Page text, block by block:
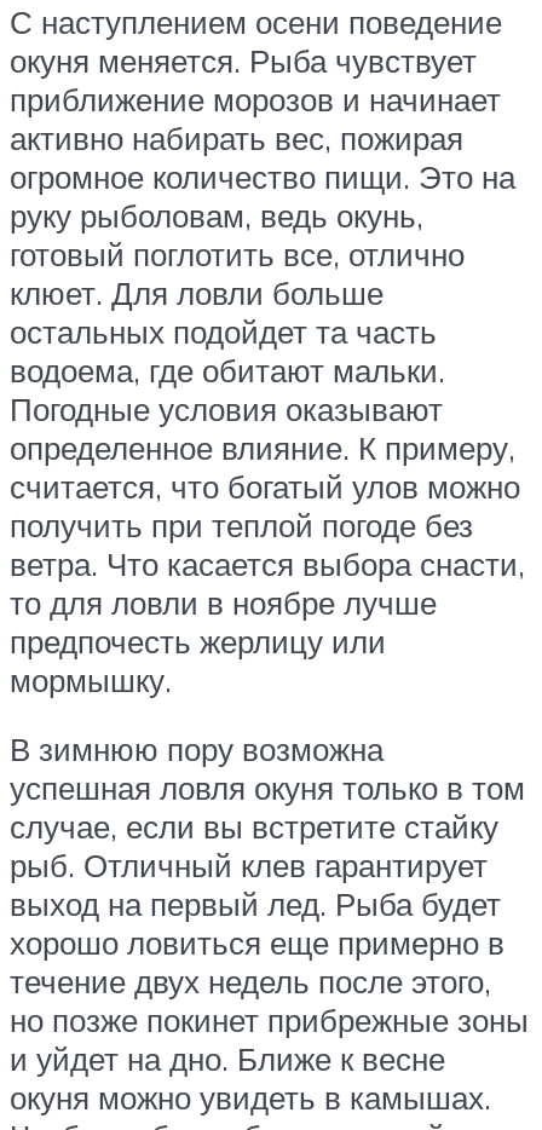
С наступлением осени поведение
окуня меняется. Рыба чувствует
приближение морозов и начинает
активно набирать вес, пожирая
огромное количество пищи. Это на
руку рыболовам, ведь окунь,
готовый поглотить все, отлично
клюет. Для ловли больше
остальных подойдет та часть
водоема, где обитают мальки.
Погодные условия оказывают
определенное влияние. К примеру,
считается, что богатый улов можно
получить при теплой погоде без
ветра. Что касается выбора снасти,
то для ловли в ноябре лучше
предпочесть жерлицу или
мормышку.
В зимнюю пору возможна
успешная ловля окуня только в том
случае, если вы встретите стайку
рыб. Отличный клев гарантирует
выход на первый лед. Рыба будет
хорошо ловиться еще примерно в
течение двух недель после этого,
но позже покинет прибрежные зоны
и уйдет на дно. Ближе к весне
окуня можно увидеть в камышах.